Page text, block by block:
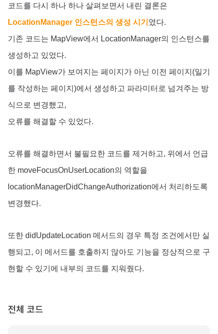
코드를 다시 하나 하나 살펴보면서 내린 결론은
LocationManager 인스턴스의 생성 시기 였다.
기존 코드는 MapView에서 LocationManager의 인스턴스를
생성하고 있었다.
이를 MapView가 보여지는 페이지가 아닌 이전 페이지(일기
를 작성하는 페이지)에서 생성하고 파라미터로 넘겨주는 방
식으로 변경했고,
오류를 해결할 수 있었다.
오류를 해결하면서 불필요한 코드를 제거하고, 위에서 언급
한 moveFocusOnUserLocation의 역할을
locationManagerDidChangeAuthorization에서 처리하도록
변경했다.
또한 didUpdateLocation 메서드의 경우 특정 조건에서만 실
행되고, 이 메서드를 호출하지 않아도 기능을 정상적으로 구
현할 수 있기에 내부의 코드를 지워줬다.
전체 코드